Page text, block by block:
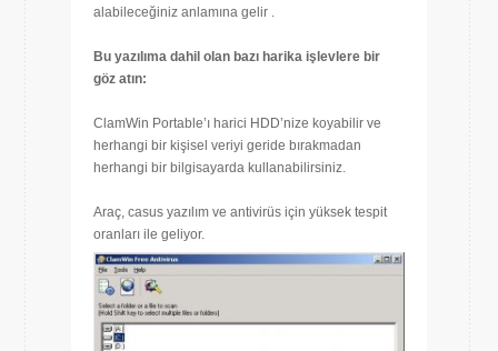
alabileceğiniz anlamına gelir .
Bu yazılıma dahil olan bazı harika işlevlere bir
göz atın:
ClamWin Portable’ı harici HDD’nize koyabilir ve
herhangi bir kişisel veriyi geride bırakmadan
herhangi bir bilgisayarda kullanabilirsiniz.
Araç, casus yazılım ve antivirüs için yüksek tespit
oranları ile geliyor.